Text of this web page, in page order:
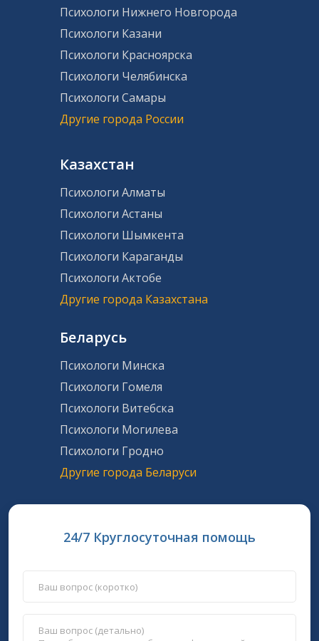
Психологи Нижнего Новгорода
Психологи Казани
Психологи Красноярска
Психологи Челябинска
Психологи Самары
Другие города России
Казахстан
Психологи Алматы
Психологи Астаны
Психологи Шымкента
Психологи Караганды
Психологи Актобе
Другие города Казахстана
Беларусь
Психологи Минска
Психологи Гомеля
Психологи Витебска
Психологи Могилева
Психологи Гродно
Другие города Беларуси
24/7 Круглосуточная помощь